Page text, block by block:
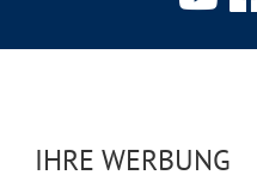
IHRE WERBUNG